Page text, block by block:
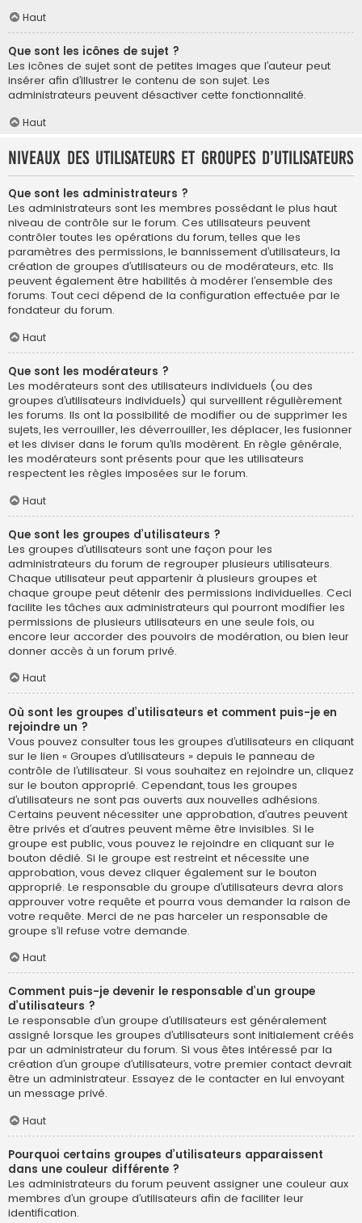
Haut
Que sont les icônes de sujet ?
Les icônes de sujet sont de petites images que l’auteur peut
insérer afin d’illustrer le contenu de son sujet. Les
administrateurs peuvent désactiver cette fonctionnalité.
Haut
Niveaux des utilisateurs et groupes d’utilisateurs
Que sont les administrateurs ?
Les administrateurs sont les membres possédant le plus haut
niveau de contrôle sur le forum. Ces utilisateurs peuvent
contrôler toutes les opérations du forum, telles que les
paramètres des permissions, le bannissement d’utilisateurs, la
création de groupes d’utilisateurs ou de modérateurs, etc. Ils
peuvent également être habilités à modérer l’ensemble des
forums. Tout ceci dépend de la configuration effectuée par le
fondateur du forum.
Haut
Que sont les modérateurs ?
Les modérateurs sont des utilisateurs individuels (ou des
groupes d’utilisateurs individuels) qui surveillent régulièrement
les forums. Ils ont la possibilité de modifier ou de supprimer les
sujets, les verrouiller, les déverrouiller, les déplacer, les fusionner
et les diviser dans le forum qu’ils modèrent. En règle générale,
les modérateurs sont présents pour que les utilisateurs
respectent les règles imposées sur le forum.
Haut
Que sont les groupes d’utilisateurs ?
Les groupes d’utilisateurs sont une façon pour les
administrateurs du forum de regrouper plusieurs utilisateurs.
Chaque utilisateur peut appartenir à plusieurs groupes et
chaque groupe peut détenir des permissions individuelles. Ceci
facilite les tâches aux administrateurs qui pourront modifier les
permissions de plusieurs utilisateurs en une seule fois, ou
encore leur accorder des pouvoirs de modération, ou bien leur
donner accès à un forum privé.
Haut
Où sont les groupes d’utilisateurs et comment puis-je en
rejoindre un ?
Vous pouvez consulter tous les groupes d’utilisateurs en cliquant
sur le lien « Groupes d’utilisateurs » depuis le panneau de
contrôle de l’utilisateur. Si vous souhaitez en rejoindre un, cliquez
sur le bouton approprié. Cependant, tous les groupes
d’utilisateurs ne sont pas ouverts aux nouvelles adhésions.
Certains peuvent nécessiter une approbation, d’autres peuvent
être privés et d’autres peuvent même être invisibles. Si le
groupe est public, vous pouvez le rejoindre en cliquant sur le
bouton dédié. Si le groupe est restreint et nécessite une
approbation, vous devez cliquer également sur le bouton
approprié. Le responsable du groupe d’utilisateurs devra alors
approuver votre requête et pourra vous demander la raison de
votre requête. Merci de ne pas harceler un responsable de
groupe s’il refuse votre demande.
Haut
Comment puis-je devenir le responsable d’un groupe
d’utilisateurs ?
Le responsable d’un groupe d’utilisateurs est généralement
assigné lorsque les groupes d’utilisateurs sont initialement créés
par un administrateur du forum. Si vous êtes intéressé par la
création d’un groupe d’utilisateurs, votre premier contact devrait
être un administrateur. Essayez de le contacter en lui envoyant
un message privé.
Haut
Pourquoi certains groupes d’utilisateurs apparaissent
dans une couleur différente ?
Les administrateurs du forum peuvent assigner une couleur aux
membres d’un groupe d’utilisateurs afin de faciliter leur
identification.